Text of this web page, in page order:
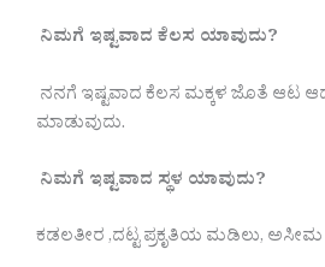
ನಿಮಗೆ ಇಷ್ಟವಾದ ಕೆಲಸ ಯಾವುದು?
ನನಗೆ ಇಷ್ಟವಾದ ಕೆಲಸ ಮಕ್ಕಳ ಜೊತೆ ಆಟ
ಮಾಡುವುದು.
ನಿಮಗೆ ಇಷ್ಟವಾದ ಸ್ಥಳ ಯಾವುದು?
ಕಡಲತೀರ ,ದಟ್ಟ ಪ್ರಕೃತಿಯ ಮಡಿಲು,